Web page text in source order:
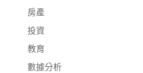
房產
投資
教育
數據分析